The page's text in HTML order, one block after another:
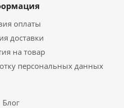
оплаты
доставки
на товар
персональных данных
Блог